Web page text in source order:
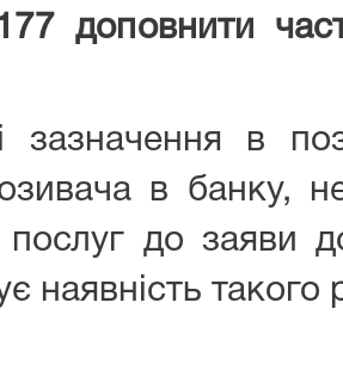
доповнити
в
в банку,
послуг до заяви
наявність такого